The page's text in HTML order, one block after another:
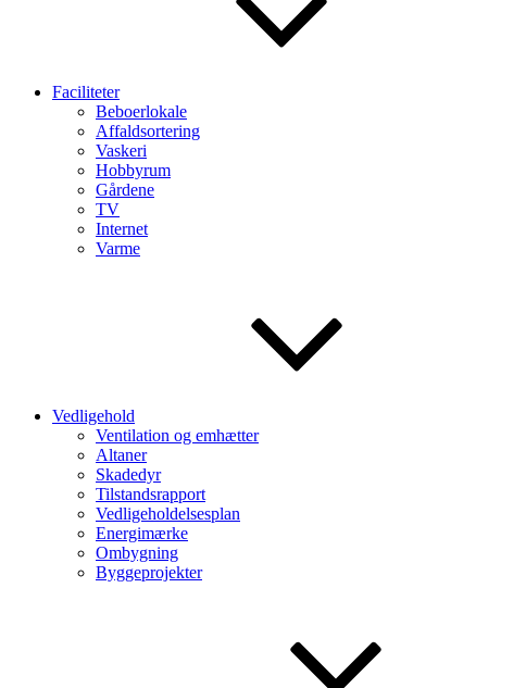
Faciliteter
Beboerlokale
Affaldsortering
Vaskeri
Hobbyrum
Gårdene
TV
Internet
Varme
Vedligehold
Ventilation og emhætter
Altaner
Skadedyr
Tilstandsrapport
Vedligeholdelsesplan
Energimærke
Ombygning
Byggeprojekter